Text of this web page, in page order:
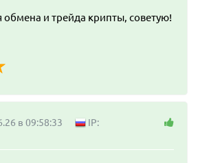
обмена и трейда крипты, советую!
в 09:58:33
IP: